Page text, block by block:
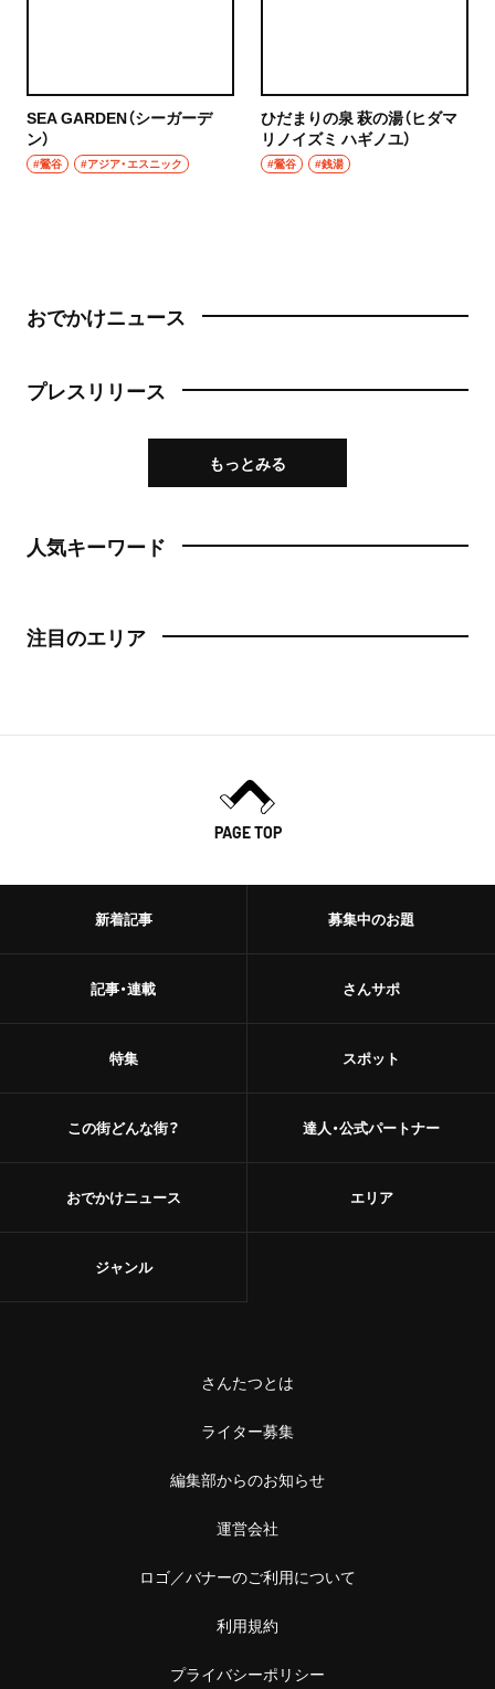
SEA GARDEN（シーガーデ
ン）
#鶯谷 #アジア・エスニック
ひだまりの泉 萩の湯（ヒダマ
リノイズミ ハギノユ）
#鶯谷 #銭湯
おでかけニュース
プレスリリース
もっとみる
人気キーワード
注目のエリア
PAGE TOP
新着記事
記事・連載
特集
この街どんな街？
おでかけニュース
募集中のお題
さんサポ
スポット
達人・公式パートナー
エリア
ジャンル
さんたつとは
ライター募集
編集部からのお知らせ
運営会社
ロゴ／バナーのご利用について
利用規約
プライバシーポリシー